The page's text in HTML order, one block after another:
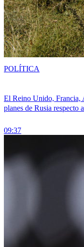
El Reino Unido, Francia,
planes de Rusia respecto
09:37
POLÍTICA